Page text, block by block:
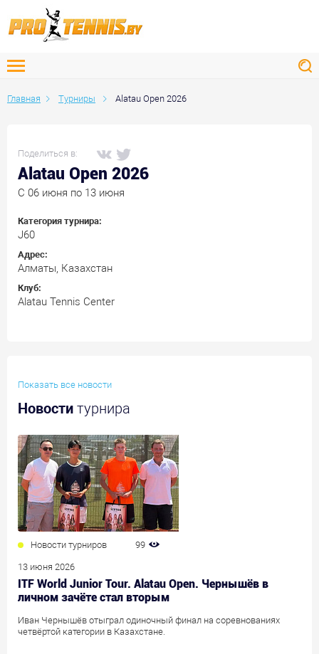
Главная Турниры Alatau Open 2026
Поделиться в:
Alatau Open 2026
C 06 июня по 13 июня
Категория турнира:
J60
Адрес:
Алматы, Казахстан
Клуб:
Alatau Tennis Center
Показать все новости
Новости турнира
Новости турниров 99
13 июня 2026
ITF World Junior Tour. Alatau Open. Чернышёв в
личном зачёте стал вторым
Иван Чернышёв отыграл одиночный финал на соревнованиях
четвёртой категории в Казахстане.